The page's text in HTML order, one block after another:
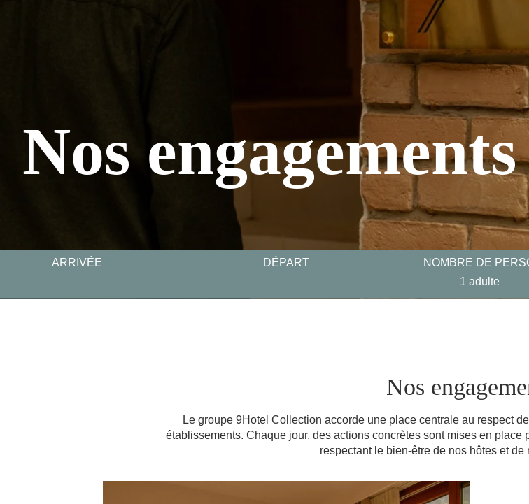
Nos engagements
ARRIVÉE DÉPART NOMBRE DE
Nos
Le groupe 9Hotel Collection accorde une place centrale au respect
établissements. Chaque jour, des actions concrètes sont mises en
respectant le bien-être de nos hôtes et de